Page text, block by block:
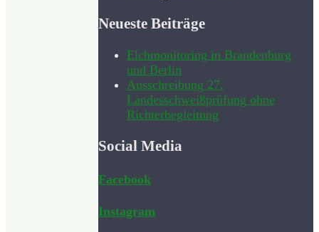
Neueste Beiträge
Elchmonitoring in Brandenburg
und Berlin
Ausschreibung 27.
Landesschweißprüfung ohne
Richterbegleitung
Social Media
Facebook
Instagram